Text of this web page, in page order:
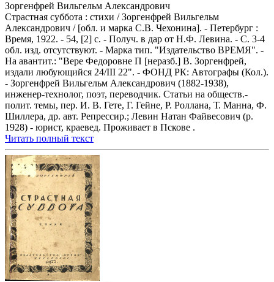
Зоргенфрей Вильгельм Александрович
Страстная суббота : стихи / Зоргенфрей Вильгельм
Александрович / [обл. и марка С.В. Чехонина]. - Петербург :
Время, 1922. - 54, [2] с. - Получ. в дар от Н.Ф. Левина. - С. 3-4
обл. изд. отсутствуют. - Марка тип. "Издательство ВРЕМЯ". -
На авантит.: "Вере Федоровне П [неразб.] В. Зоргенфрей,
издали любующийся 24/III 22". - ФОНД РК: Автографы (Кол.).
- Зоргенфрей Вильгельм Александрович (1882-1938),
инженер-технолог, поэт, переводчик. Статьи на обществ.-
полит. темы, пер. И. В. Гете, Г. Гейне, Р. Роллана, Т. Манна, Ф.
Шиллера, др. авт. Репрессир.; Левин Натан Файвесович (р.
1928) - юрист, краевед. Проживает в Пскове .
Читать полный текст